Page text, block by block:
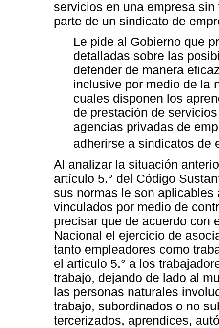
servicios en una empresa
parte de un sindicato de
Le pide al Gobierno que
detalladas sobre las
defender de manera
inclusive por medio de la
cuales disponen los
de prestación de
agencias privadas de
adherirse a sindicatos de
Al analizar la situación
artículo 5.° del Código
sus normas le son
vinculados por medio de
precisar que de acuerdo con
Nacional el ejercicio de
tanto empleadores como
el articulo 5.° a los
trabajo, dejando de lado al
las personas naturales
trabajo, subordinados o no
tercerizados, aprendices,